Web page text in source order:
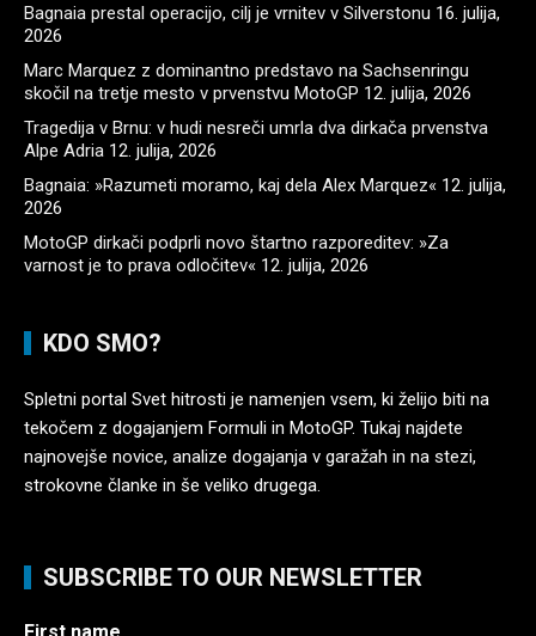
Bagnaia prestal operacijo, cilj je vrnitev v Silverstonu 16. julija,
2026
Marc Marquez z dominantno predstavo na Sachsenringu
skočil na tretje mesto v prvenstvu MotoGP 12. julija, 2026
Tragedija v Brnu: v hudi nesreči umrla dva dirkača prvenstva
Alpe Adria 12. julija, 2026
Bagnaia: »Razumeti moramo, kaj dela Alex Marquez« 12. julija,
2026
MotoGP dirkači podprli novo štartno razporeditev: »Za
varnost je to prava odločitev« 12. julija, 2026
KDO SMO?
Spletni portal Svet hitrosti je namenjen vsem, ki želijo biti na
tekočem z dogajanjem Formuli in MotoGP. Tukaj najdete
najnovejše novice, analize dogajanja v garažah in na stezi,
strokovne članke in še veliko drugega.
SUBSCRIBE TO OUR NEWSLETTER